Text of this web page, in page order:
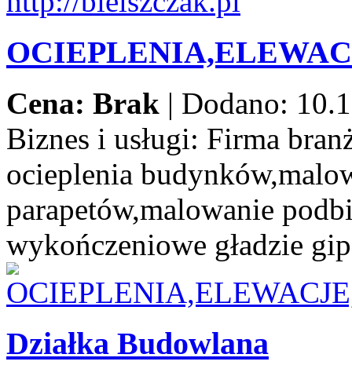
Cena: Brak | Dodano:
Biznes i usługi: Firma
ocieplenia
parapetów,malowanie
wykończeniowe gładzie
Działka Budowlana